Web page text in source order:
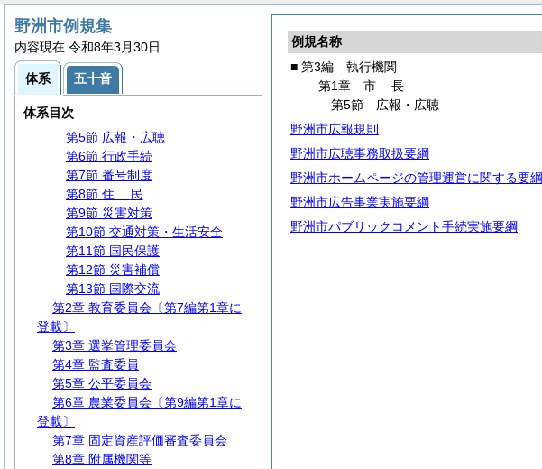
例規名称
■ 第3編 執行機関
第1章 市長
第5節 広報・広聴
野洲市広報規則
野洲市広聴事務取扱要綱
野洲市ホームページの管理運営に関する要綱
野洲市広告事業実施要綱
野洲市パブリックコメント手続実施要綱
野洲市例規集
内容現在 令和8年3月30日
体系 五十音
体系目次
第2編議会
第3編 執行機関
第1章市長
第1節 事務分掌
第2節 代理・代決等
第3節 文書・公印
第4節 情報の公開・保護等
第5節 広報・広聴
第6節 行政手続
第7節 番号制度
第8節 住
民
第9節 災害対策
第10節 交通対策・生活安全
第11節 国民保護
第12節 災害補償
第13節 国際交流
第2章 教育委員会〔第7編第1章に
登載〕
第3章 選挙管理委員会
第4章 監査委員
第5章 公平委員会
第6章 農業委員会〔第9編第1章に
登載〕
第7章 固定資産評価審査委員会
第8章 附属機関等